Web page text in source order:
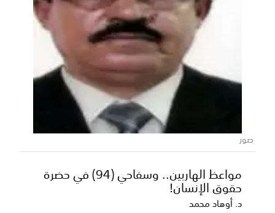
مشاريع المياه لـ«البرنامج السعودي».. أثر
تنموي يلامس حياة المواطن اليمني ويدعم
استقراره المعيشي
تواصل المملكة العربية السعودية، عبر ذراعها التنموي
والإنساني البرنامج السعودي لتنمية وإعمار اليمن، ت...
صور
مواعظ الهاربين.. وسفاحي (94) في حضرة
حقوق الإنسان!
د. أوهاد محمد